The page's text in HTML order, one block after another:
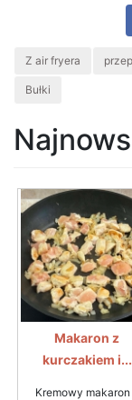
Z air fryera
Bułki
Makaron z
kurczakiem i...
Kremowy makaron